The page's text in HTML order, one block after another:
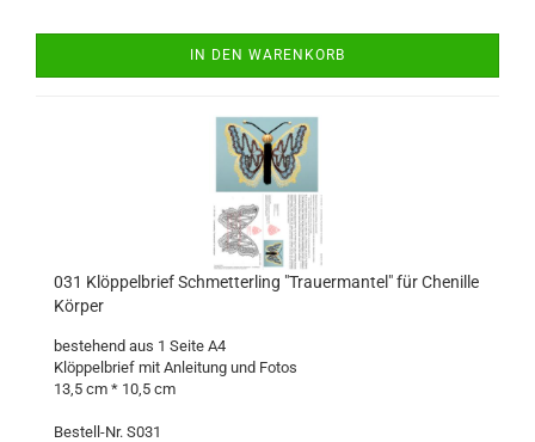
IN DEN WARENKORB
031 Klöppelbrief Schmetterling "Trauermantel" für Chenille
Körper
bestehend aus 1 Seite A4
Klöppelbrief mit Anleitung und Fotos
13,5 cm * 10,5 cm
Bestell-Nr. S031